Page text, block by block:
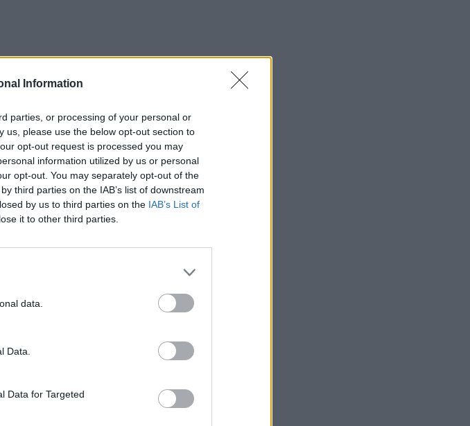
Information
parties, or processing of your personal or
us, please use the below opt-out section to
opt-out request is processed you may
information utilized by us or personal
opt-out. You may separately opt-out of the
third parties on the IAB’s list of downstream
by us to third parties on the IAB’s List of
it to other third parties.
data.
Data.
Data for Targeted